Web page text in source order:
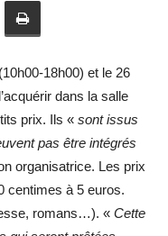
18h00) et le 26
dans la salle
prix. Ils « sont issus
pas être intégrés
organisatrice. Les prix
centimes à 5 euros.
romans…). « Cette